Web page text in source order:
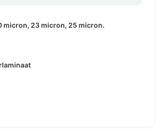
micron, 23 micron, 25 micron.